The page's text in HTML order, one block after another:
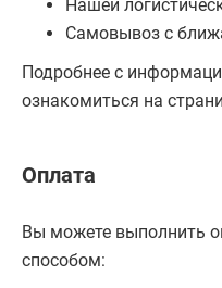
Нашей
Самовывоз с
Подробнее с
ознакомиться на
Оплата
Вы можете выполнить
способом: